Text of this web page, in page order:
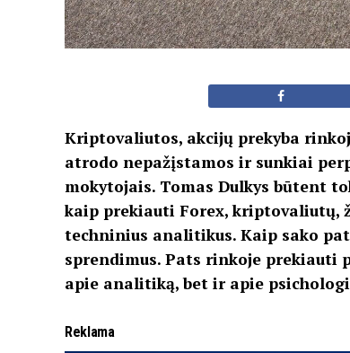
Kriptovaliutos, akcijų prekyba
atrodo nepažįstamos ir sunkiai
mokytojais. Tomas Dulkys būtent
kaip prekiauti Forex, kriptovaliutų,
techninius analitikus. Kaip sako
sprendimus. Pats rinkoje prekiauti
apie analitiką, bet ir apie
Reklama